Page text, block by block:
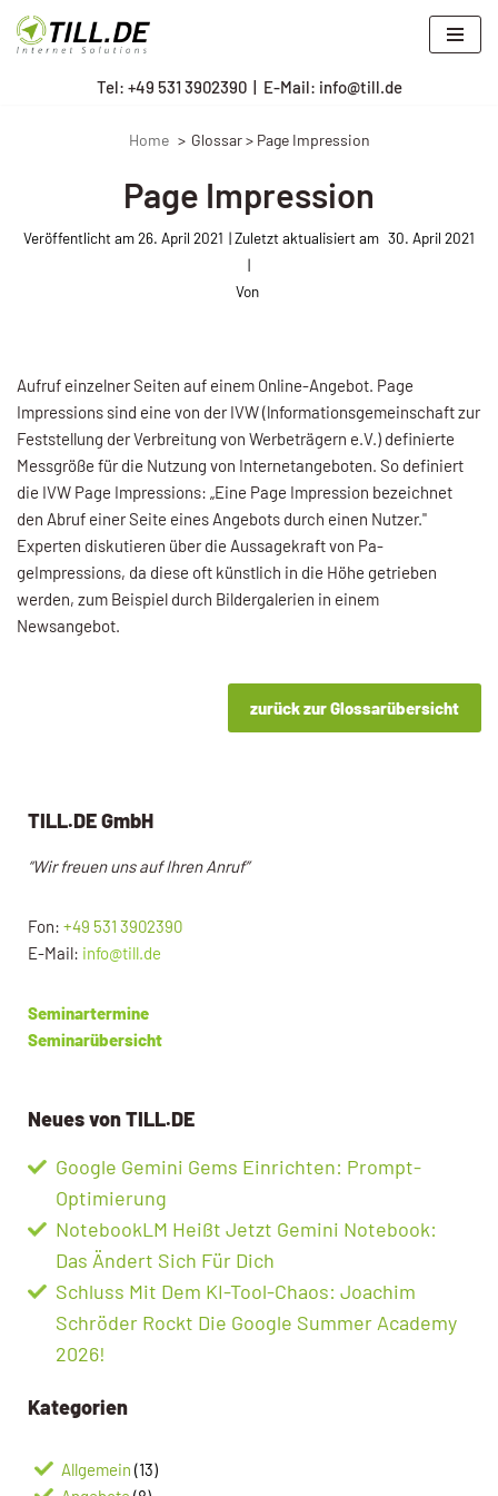
Zum
Tel: +49 531 3902390| E-Mail: info@till.de
Home Glossar > Page Impression
Page Impression
Veröffentlicht am26. April 2021 30. April 2021
Von
Aufruf einzelner Seiten auf einem Online-Angebot. Page
Impressions sind eine von der IVW (lnformationsgemeinschaft zur
Feststellung der Ver­breitung von Werbeträgern e.V.) definierte
Messgröße für die Nutzung von Internetangeboten. So definiert
die IVW Page Impressions: „Eine Page Impression bezeichnet
den Abruf einer Seite eines Angebots durch einen Nut­zer."
Experten diskutieren über die Aussagekraft von Pa­
geImpressions, da diese oft künstlich in die Höhe ge­trieben
werden, zum Beispiel durch Bildergalerien in ei­nem
Newsangebot.
zurück zur Glossarübersicht
TILL.DE GmbH
“Wir freuen uns auf Ihren Anruf”
Fon: +49 531 3902390
E-Mail: info@till.de
Seminartermine
Seminarübersicht
Neues von TILL.DE
Google Gemini Gems Einrichten: Prompt-
Optimierung
NotebookLM Heißt Jetzt Gemini Notebook:
Das Ändert Sich Für Dich
Schluss Mit Dem KI-Tool-Chaos: Joachim
Schröder Rockt Die Google Summer Academy
2026!
Kategorien
Allgemein (13)